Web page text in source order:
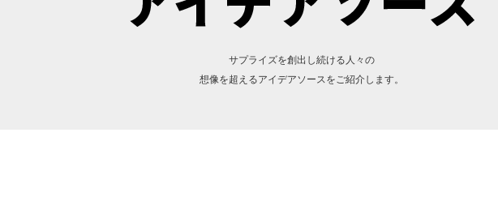
サプライズを創出し続ける人々の
想像を超えるアイデアソースをご紹介します。